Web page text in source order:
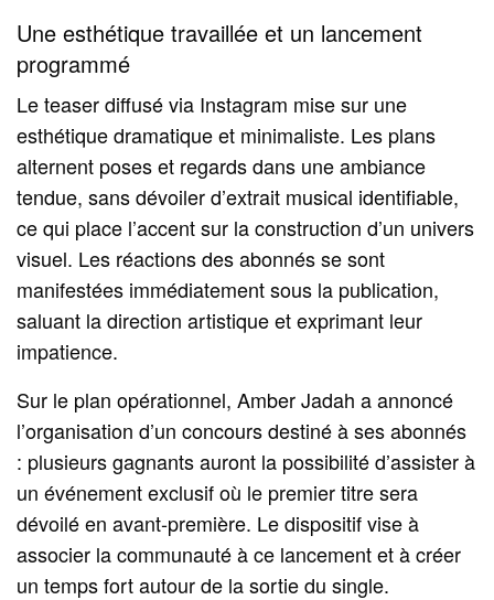
Une esthétique travaillée et un lancement
programmé
Le teaser diffusé via Instagram mise sur une
esthétique dramatique et minimaliste. Les plans
alternent poses et regards dans une ambiance
tendue, sans dévoiler d’extrait musical identifiable,
ce qui place l’accent sur la construction d’un univers
visuel. Les réactions des abonnés se sont
manifestées immédiatement sous la publication,
saluant la direction artistique et exprimant leur
impatience.
Sur le plan opérationnel, Amber Jadah a annoncé
l’organisation d’un concours destiné à ses abonnés
: plusieurs gagnants auront la possibilité d’assister à
un événement exclusif où le premier titre sera
dévoilé en avant‑première. Le dispositif vise à
associer la communauté à ce lancement et à créer
un temps fort autour de la sortie du single.